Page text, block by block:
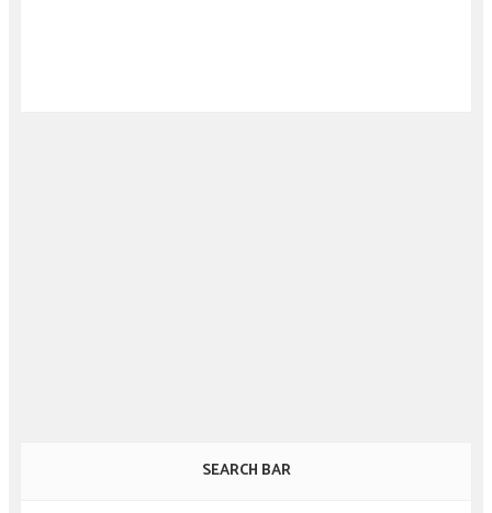
SEARCH BAR